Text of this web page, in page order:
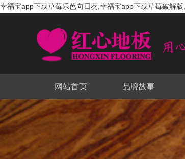
幸福宝app下载草莓乐芭向日葵,幸福宝app下载草莓破解
网站首页 品牌故事